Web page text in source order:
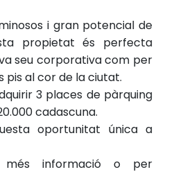
i gran potencial de
propietat és perfecta
seu corporativa com per
pis al cor de la ciutat.
3 places de pàrquing
cadascuna.
oportunitat única a
informació o per